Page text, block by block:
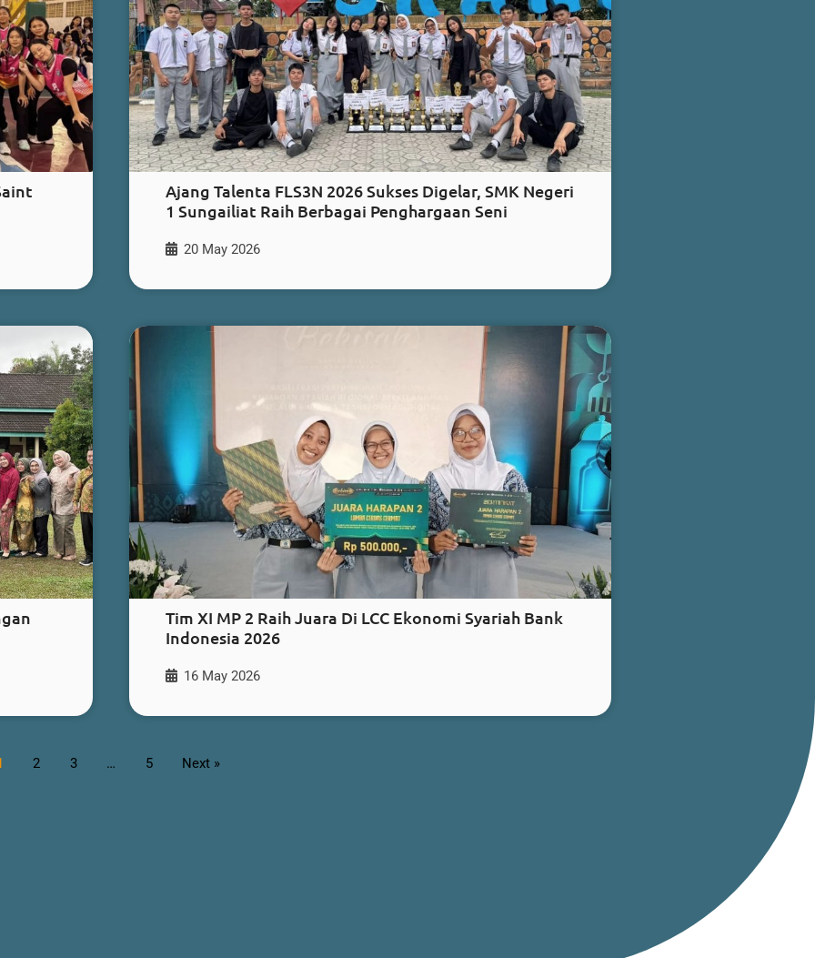
Ajang Talenta FLS3N 2026 Sukses Digelar, SMK Negeri
1 Sungailiat Raih Berbagai Penghargaan Seni
20 May 2026
Tim XI MP 2 Raih Juara Di LCC Ekonomi Syariah Bank
Indonesia 2026
16 May 2026
2 3 … 5 Next »